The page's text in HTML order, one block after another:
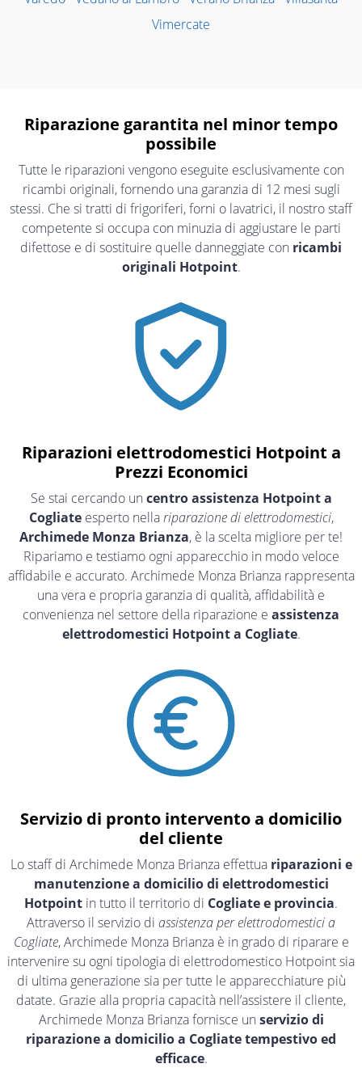
Vimercate
Riparazione garantita nel minor tempo
possibile
Tutte le riparazioni vengono eseguite esclusivamente con
ricambi originali, fornendo una garanzia di 12 mesi sugli
stessi. Che si tratti di frigoriferi, forni o lavatrici, il nostro staff
competente si occupa con minuzia di aggiustare le parti
difettose e di sostituire quelle danneggiate con ricambi
originali Hotpoint.
Riparazioni elettrodomestici Hotpoint a
Prezzi Economici
Se stai cercando un centro assistenza Hotpoint a
Cogliateesperto nellariparazione di elettrodomestici,
Archimede Monza Brianza, è la scelta migliore per te!
Ripariamo e testiamo ogni apparecchio in modo veloce
affidabile e accurato. Archimede Monza Brianza rappresenta
una vera e propria garanzia di qualità, affidabilità e
convenienza nel settore della riparazione e assistenza
elettrodomestici Hotpoint a Cogliate.
Servizio di pronto intervento a domicilio
del cliente
Lo staff di Archimede Monza Brianza effettua riparazioni e
manutenzione a domicilio di elettrodomestici
Hotpoint in tutto il territorio di Cogliate e provincia.
Attraverso il servizio di assistenza per elettrodomestici a
Cogliate, Archimede Monza Brianza è in grado di riparare e
intervenire su ogni tipologia di elettrodomestico Hotpoint sia
di ultima generazione sia per tutte le apparecchiature più
datate. Grazie alla propria capacità nell’assistere il cliente,
Archimede Monza Brianza fornisce un servizio di
riparazione a domicilio a Cogliate tempestivo ed
efficace.